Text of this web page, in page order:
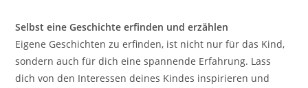
Selbst eine Geschichte erfinden und erzählen
Eigene Geschichten zu erfinden, ist nicht nur für das Kind,
sondern auch für dich eine spannende Erfahrung. Lass
dich von den Interessen deines Kindes inspirieren und